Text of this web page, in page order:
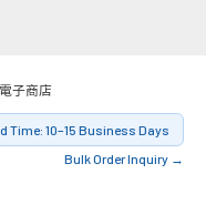
子商店
Time: 10–15 Business Days
Bulk Order Inquiry →